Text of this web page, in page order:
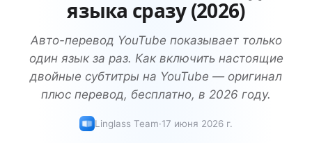
языка сразу (2026)
Авто-перевод YouTube показывает только
один язык за раз. Как включить настоящие
двойные субтитры на YouTube — оригинал
плюс перевод, бесплатно, в 2026 году.
Linglass Team·17 июня 2026 г.